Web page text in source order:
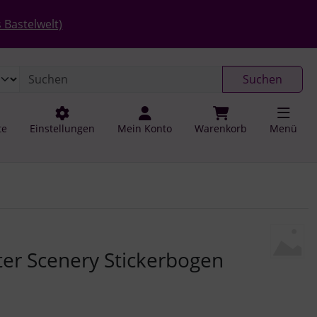
Bastelwelt)
Suchen
Einstellungen Mein Konto Warenkorb Menü
Scenery Stickerbogen
Zum Vergrößern klicken Sie auf das Bild.